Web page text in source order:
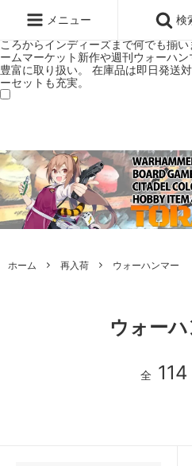
ミアムショップTORAYAMA。通販・
ハンマーとボードゲームのことなら
ころからインディーズまで何でも揃
ームマーケット新作や週刊ウォーハ
豊富に取り扱い。 在庫品は即日発送
ーセットも充実。
メニュー 検
ホーム 再入荷 ウォーハンマー
ウォー
全 114